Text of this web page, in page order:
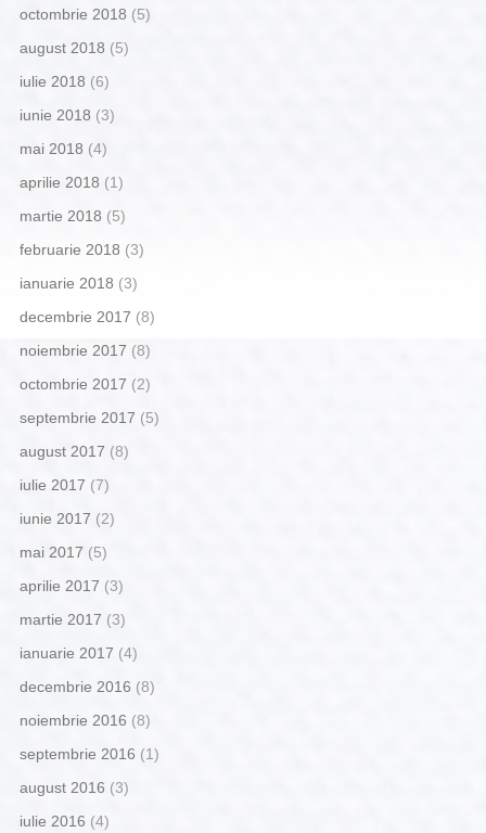
octombrie 2018 (5)
august 2018 (5)
iulie 2018 (6)
iunie 2018 (3)
mai 2018 (4)
aprilie 2018 (1)
martie 2018 (5)
februarie 2018 (3)
ianuarie 2018 (3)
decembrie 2017 (8)
noiembrie 2017 (8)
octombrie 2017 (2)
septembrie 2017 (5)
august 2017 (8)
iulie 2017 (7)
iunie 2017 (2)
mai 2017 (5)
aprilie 2017 (3)
martie 2017 (3)
ianuarie 2017 (4)
decembrie 2016 (8)
noiembrie 2016 (8)
septembrie 2016 (1)
august 2016 (3)
iulie 2016 (4)